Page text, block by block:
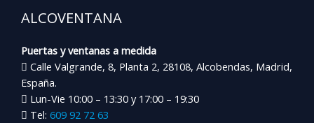
ALCOVENTANA
Puertas y ventanas a medida
Calle Valgrande, 8, Planta 2, 28108, Alcobendas, Madrid,
España.
Lun-Vie 10:00 – 13:30 y 17:00 – 19:30
Tel: 609 92 72 63